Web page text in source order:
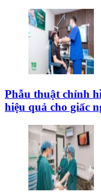
Phẫu thuật chỉnh
hiệu quả cho giấc